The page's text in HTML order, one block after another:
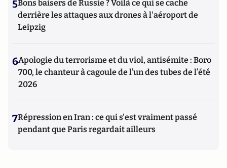
5Bons baisers de Russie ? Voilà ce qui se cache
derrière les attaques aux drones à l'aéroport de
Leipzig
6Apologie du terrorisme et du viol, antisémite : Boro
700, le chanteur à cagoule de l’un des tubes de l’été
2026
7Répression en Iran : ce qui s'est vraiment passé
pendant que Paris regardait ailleurs